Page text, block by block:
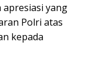
apresiasi yang
Polri atas
kepada